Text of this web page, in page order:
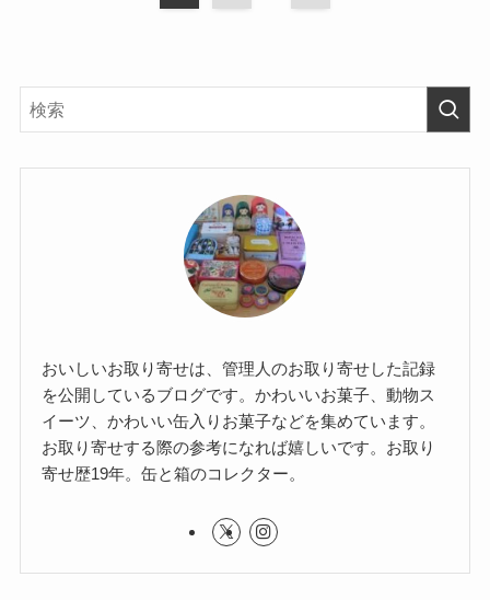
おいしいお取り寄せは、管理人のお取り寄せした記録
を公開しているブログです。かわいいお菓子、動物ス
イーツ、かわいい缶入りお菓子などを集めています。
お取り寄せする際の参考になれば嬉しいです。お取り
寄せ歴19年。缶と箱のコレクター。